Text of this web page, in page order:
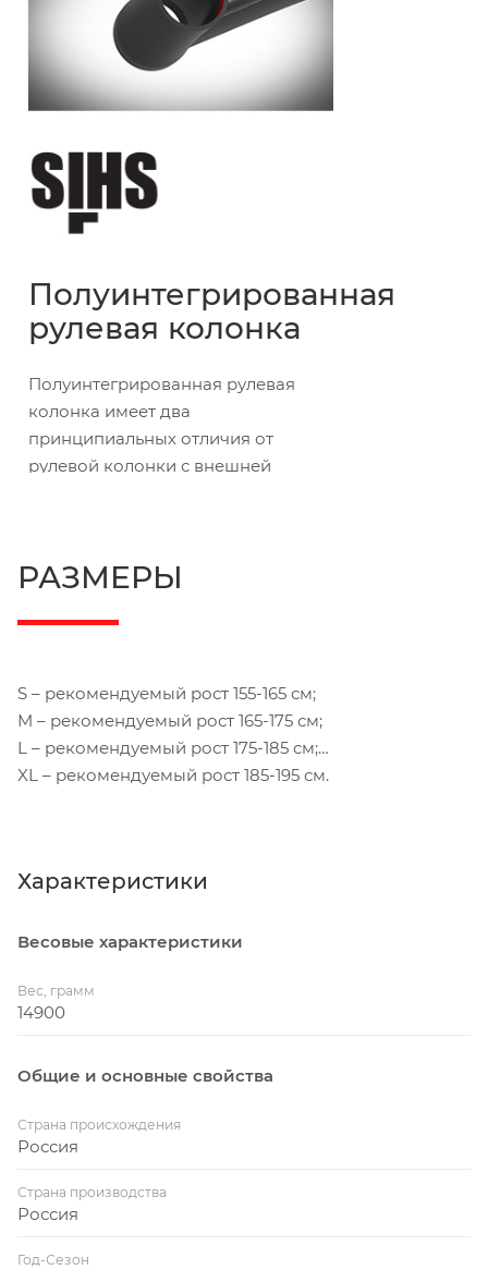
Полуинтегрированная
рулевая колонка
Полуинтегрированная рулевая
колонка имеет два
принципиальных отличия от
рулевой колонки с внешней
увеличенного диаметра находятся
РАЗМЕРЫ
S – рекомендуемый рост 155-165 см;
M – рекомендуемый рост 165-175 см;
L – рекомендуемый рост 175-185 см;
XL – рекомендуемый рост 185-195 см.
Характеристики
Весовые характеристики
Вес, грамм
14900
Общие и основные свойства
Страна происхождения
Россия
Страна производства
Россия
Год-Сезон